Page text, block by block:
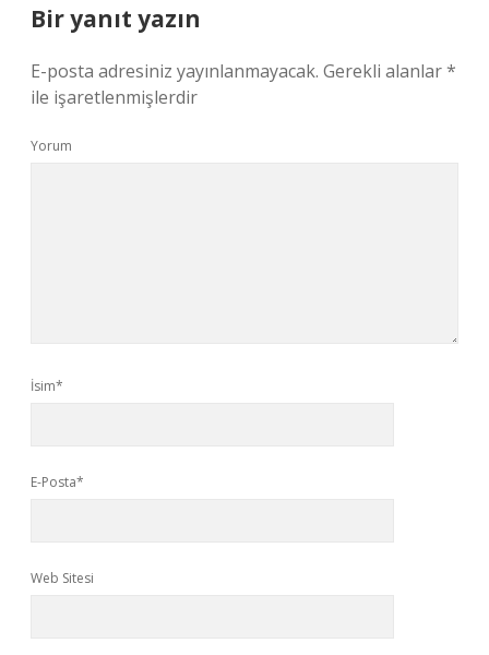
Bir yanıt yazın
E-posta adresiniz yayınlanmayacak. Gerekli alanlar*
ile işaretlenmişlerdir
Yorum
İsim*
E-Posta*
Web Sitesi